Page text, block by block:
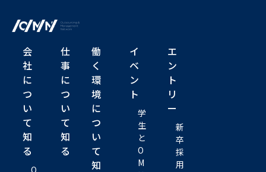
会
社
に
つ
い
て
知
る
O
仕
事
に
つ
い
て
知
る
働
く
環
境
に
つ
い
て
知
イ
ベ
ン
ト
学
生
と
O
M
エ
ン
ト
リ
ー
新
卒
採
用